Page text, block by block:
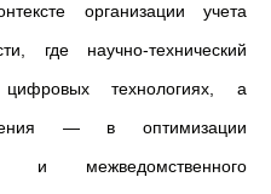
организации учета
где научно-технический
технологиях, а
— в оптимизации
и межведомственного